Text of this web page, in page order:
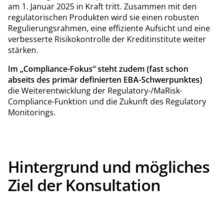
am 1. Januar 2025 in Kraft tritt. Zusammen mit den
regulatorischen Produkten wird sie einen robusten
Regulierungsrahmen, eine effiziente Aufsicht und eine
verbesserte Risikokontrolle der Kreditinstitute weiter
stärken.
Im „Compliance-Fokus“ steht zudem (fast schon
abseits des primär definierten EBA-Schwerpunktes)
die Weiterentwicklung der Regulatory-/MaRisk-
Compliance-Funktion und die Zukunft des Regulatory
Monitorings.
Hintergrund und mögliches
Ziel der Konsultation